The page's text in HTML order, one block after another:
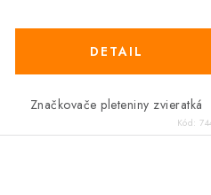
DETAIL
Značkovače pleteniny zvieratká
Kód: